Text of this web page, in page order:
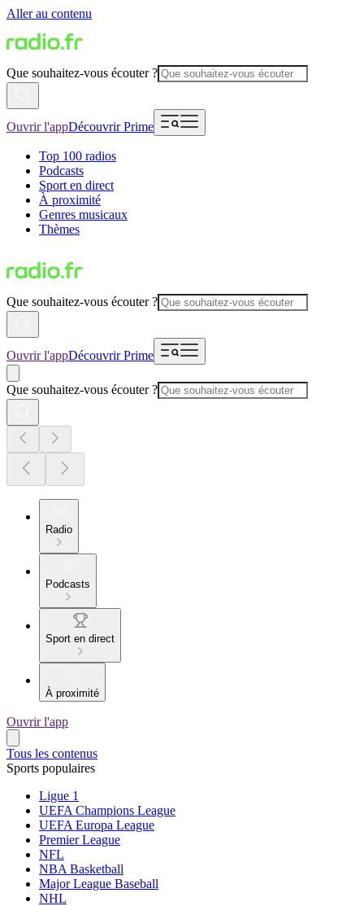
Aller au contenu
Que souhaitez-vous écouter ?
Ouvrir l'appDécouvrir Prime
Top 100 radios
Podcasts
Sport en direct
À proximité
Genres musicaux
Thèmes
Que souhaitez-vous écouter ?
Ouvrir l'appDécouvrir Prime
Que souhaitez-vous écouter ?
Radio
Podcasts
Sport en direct
À proximité
Ouvrir l'app
Tous les contenus
Sports populaires
Ligue 1
UEFA Champions League
UEFA Europa League
Premier League
NFL
NBA Basketball
Major League Baseball
NHL